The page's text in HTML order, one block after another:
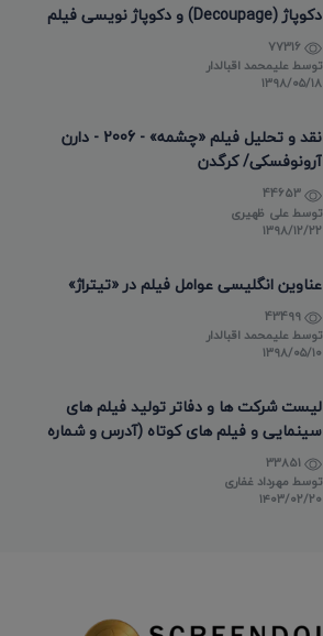
دکوپاژ (Decoupage) و دکوپاژ نویسی فیلم
توسطعلیمحمد اقبالدار
۱۳۹۸/۰۵/۱۸
نقد و تحلیل فیلم «چشمه» - 2006 - دارن
آرونوفسکی/ کرگدن
توسطعلی ظهیری
۱۳۹۸/۱۲/۲۲
عناوین انگلیسی عوامل فیلم در «تیتراژ»
توسطعلیمحمد اقبالدار
۱۳۹۸/۰۵/۱۰
لیست شرکت ها و دفاتر تولید فیلم های
سینمایی و فیلم های کوتاه (آدرس و شماره
تماس)
توسط مهرداد غفاری
۱۴۰۳/۰۲/۲۰